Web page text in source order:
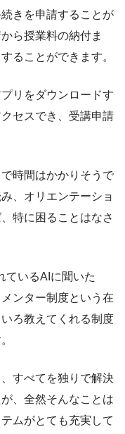
きを申請することが
ら授業料の納付ま
ることができます。
リをダウンロードす
セスでき、受講申請
時間はかかりそうで
、オリエンテーショ
特に困ることはなさ
ているAIに聞いた
ンター制度という在
ろ教えてくれる制度
すべてを独りで解決
、全然そんなことは
ムがとても充実して